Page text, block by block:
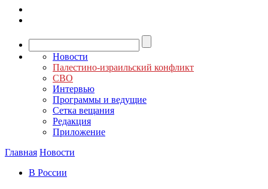
Новости
Палестино-израильский конфликт
СВО
Интервью
Программы и ведущие
Сетка вещания
Редакция
Приложение
Главная Новости
В России